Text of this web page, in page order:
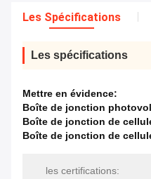
Les Spécifications
Les spécifications
Mettre en évidence:
Boîte de jonction
Boîte de jonction de
Boîte de jonction de
les certifications: